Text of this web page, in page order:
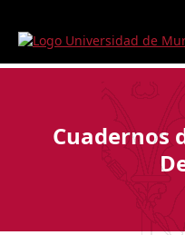
Cuadernos